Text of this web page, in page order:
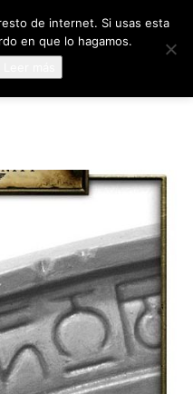
de internet. Si usas esta
en que lo hagamos.